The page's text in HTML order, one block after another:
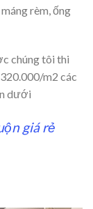
rèm, ống
chúng tôi thi
m2 các
dưới
giá rẻ